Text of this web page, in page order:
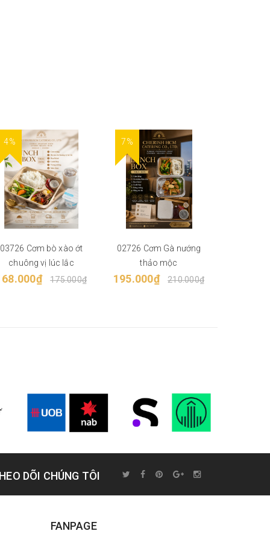
4%
03726 Cơm bò xào ớt
chuông vị lúc lắc
175.000₫
7%
02726 Cơm Gà nướng
thảo mộc
195.000₫ 210.000₫
DÕI CHÚNG TÔI
FANPAGE